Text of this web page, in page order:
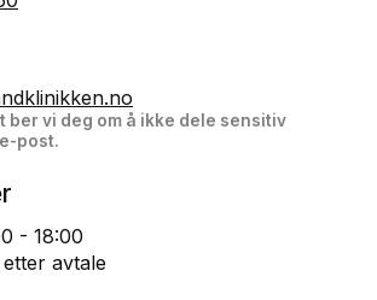
ber vi deg om å ikke dele sensitiv
post.
- 18:00
avtale